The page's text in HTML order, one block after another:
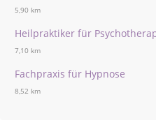
5,90 km
Heilpraktiker für
7,10 km
Fachpraxis für Hypnose
8,52 km